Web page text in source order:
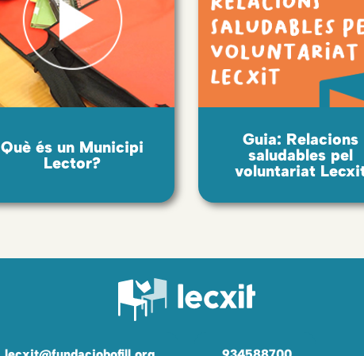
Què és un Municipi
Lector?
Guia: Relacions
saludables pel
voluntariat